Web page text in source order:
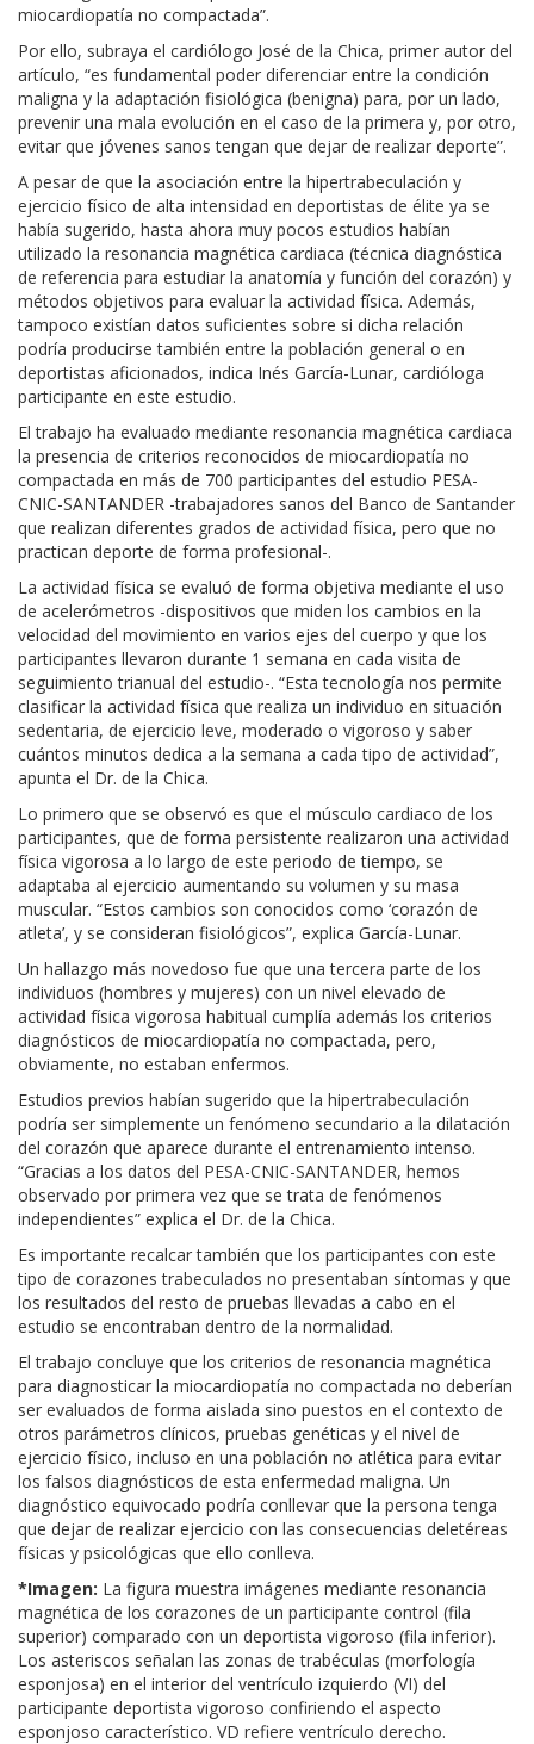
miocardiopatía no compactada”.
Por ello, subraya el cardiólogo José de la Chica, primer autor del
artículo, “es fundamental poder diferenciar entre la condición
maligna y la adaptación fisiológica (benigna) para, por un lado,
prevenir una mala evolución en el caso de la primera y, por otro,
evitar que jóvenes sanos tengan que dejar de realizar deporte”.
A pesar de que la asociación entre la hipertrabeculación y
ejercicio físico de alta intensidad en deportistas de élite ya se
había sugerido, hasta ahora muy pocos estudios habían
utilizado la resonancia magnética cardiaca (técnica diagnóstica
de referencia para estudiar la anatomía y función del corazón) y
métodos objetivos para evaluar la actividad física. Además,
tampoco existían datos suficientes sobre si dicha relación
podría producirse también entre la población general o en
deportistas aficionados, indica Inés García-Lunar, cardióloga
participante en este estudio.
El trabajo ha evaluado mediante resonancia magnética cardiaca
la presencia de criterios reconocidos de miocardiopatía no
compactada en más de 700 participantes del estudio PESA-
CNIC-SANTANDER -trabajadores sanos del Banco de Santander
que realizan diferentes grados de actividad física, pero que no
practican deporte de forma profesional-.
La actividad física se evaluó de forma objetiva mediante el uso
de acelerómetros -dispositivos que miden los cambios en la
velocidad del movimiento en varios ejes del cuerpo y que los
participantes llevaron durante 1 semana en cada visita de
seguimiento trianual del estudio-. “Esta tecnología nos permite
clasificar la actividad física que realiza un individuo en situación
sedentaria, de ejercicio leve, moderado o vigoroso y saber
cuántos minutos dedica a la semana a cada tipo de actividad”,
apunta el Dr. de la Chica.
Lo primero que se observó es que el músculo cardiaco de los
participantes, que de forma persistente realizaron una actividad
física vigorosa a lo largo de este periodo de tiempo, se
adaptaba al ejercicio aumentando su volumen y su masa
muscular. “Estos cambios son conocidos como ‘corazón de
atleta’, y se consideran fisiológicos”, explica García-Lunar.
Un hallazgo más novedoso fue que una tercera parte de los
individuos (hombres y mujeres) con un nivel elevado de
actividad física vigorosa habitual cumplía además los criterios
diagnósticos de miocardiopatía no compactada, pero,
obviamente, no estaban enfermos.
Estudios previos habían sugerido que la hipertrabeculación
podría ser simplemente un fenómeno secundario a la dilatación
del corazón que aparece durante el entrenamiento intenso.
“Gracias a los datos del PESA-CNIC-SANTANDER, hemos
observado por primera vez que se trata de fenómenos
independientes” explica el Dr. de la Chica.
Es importante recalcar también que los participantes con este
tipo de corazones trabeculados no presentaban síntomas y que
los resultados del resto de pruebas llevadas a cabo en el
estudio se encontraban dentro de la normalidad.
El trabajo concluye que los criterios de resonancia magnética
para diagnosticar la miocardiopatía no compactada no deberían
ser evaluados de forma aislada sino puestos en el contexto de
otros parámetros clínicos, pruebas genéticas y el nivel de
ejercicio físico, incluso en una población no atlética para evitar
los falsos diagnósticos de esta enfermedad maligna. Un
diagnóstico equivocado podría conllevar que la persona tenga
que dejar de realizar ejercicio con las consecuencias deletéreas
físicas y psicológicas que ello conlleva.
*Imagen: La figura muestra imágenes mediante resonancia
magnética de los corazones de un participante control (fila
superior) comparado con un deportista vigoroso (fila inferior).
Los asteriscos señalan las zonas de trabéculas (morfología
esponjosa) en el interior del ventrículo izquierdo (VI) del
participante deportista vigoroso confiriendo el aspecto
esponjoso característico. VD refiere ventrículo derecho.